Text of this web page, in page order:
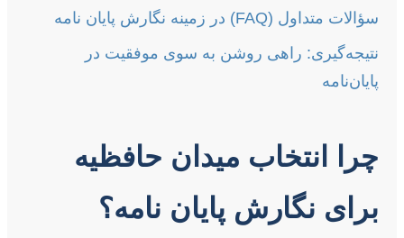
سؤالات متداول (FAQ) در زمینه نگارش پایان نامه
نتیجه‌گیری: راهی روشن به سوی موفقیت در
پایان‌نامه
چرا انتخاب میدان حافظیه
برای نگارش پایان نامه؟